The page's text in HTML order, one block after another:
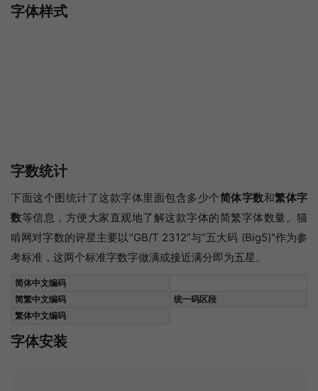
字体样式
字数统计
下面这个图统计了这款字体里面包含多少个简体字数和繁体字
数等信息，方便大家直观地了解这款字体的简繁字体数量。猫
啃网对字数的评星主要以“GB/T 2312”与“五大码 (Big5)"作为参
考标准，这两个标准字数字做满或接近满分即为五星。
简体中文编码
简繁中文编码
统一码区段
繁体中文编码
字体安装